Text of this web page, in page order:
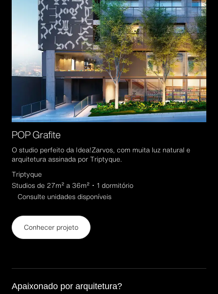
POP Grafite
O studio perfeito da Idea!Zarvos, com muita luz natural e
arquitetura assinada por Triptyque.
Triptyque
Studios de 27m² a 36m² ･ 1 dormitório
Consulte unidades disponíveis
Conhecer projeto
Apaixonado por arquitetura?